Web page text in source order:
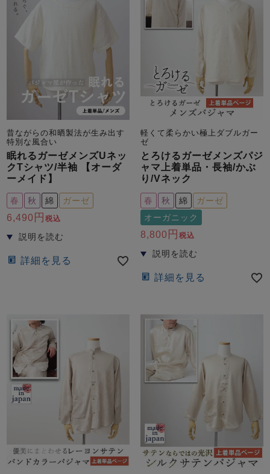
夏 秋 冬
ガールズパジャマ
秋
春 夏 秋 冬
サッカー/ちぢみ 楊
起毛/フランネル
売れ筋ランキング
- Item Ranking -
新着商品
- New Arrival -
すべての生地一覧はこちら
カタログギフト
売れ筋ランキング
- Item Ranking -
新着商品
- New Arrival -
目的別でさがす一覧はこちら
ズボン単品
すべてのメン
ズ
パジャマ
長袖
かぶり スリーパー
羽織・バスロ
上着単品
ズボン単品
すべてのキッ
ガールズ長袖 ガールズ半袖 ワンピース
SDGsの取り組み
昔ながらの和晒製法が生み出す
特別な風合い
眠れるガーゼメンズUネッ
クTシャツ/半袖 【オーダ
ーメイド】
春 秋 綿 ガーゼ
6,490 税込
詳細を見る
軽くて柔らかい極上ダブルガー
ゼ
とろけるガーゼメンズパジ
ャマ上着単品・長袖/かぶ
り/Vネック
春 秋 綿
ガーゼ
オーガニック
8,800 税込
詳細を見る